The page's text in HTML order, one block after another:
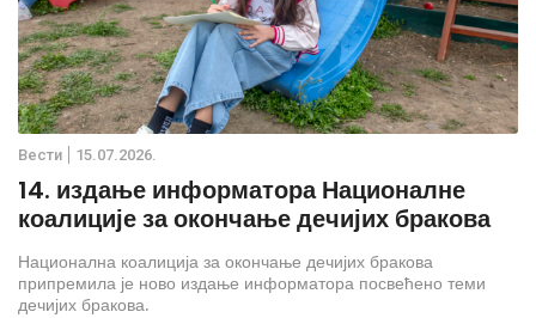
Вести 15.07.2026.
14. издање информатора Националне
коалиције за окончање дечијих бракова
Национална коалиција за окончање дечијих бракова
припремила је ново издање информатора посвећено теми
дечијих бракова.